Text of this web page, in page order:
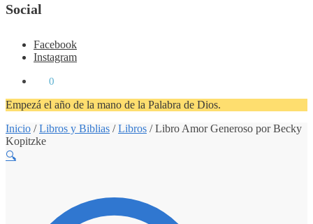
Social
Facebook
Instagram
0
Empezá el año de la mano de la Palabra de Dios.
Inicio /Libros y Biblias /Libros /Libro Amor Generoso por Becky
Kopitzke
🔍